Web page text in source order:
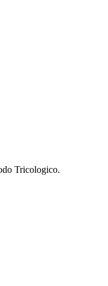
Tricologico.